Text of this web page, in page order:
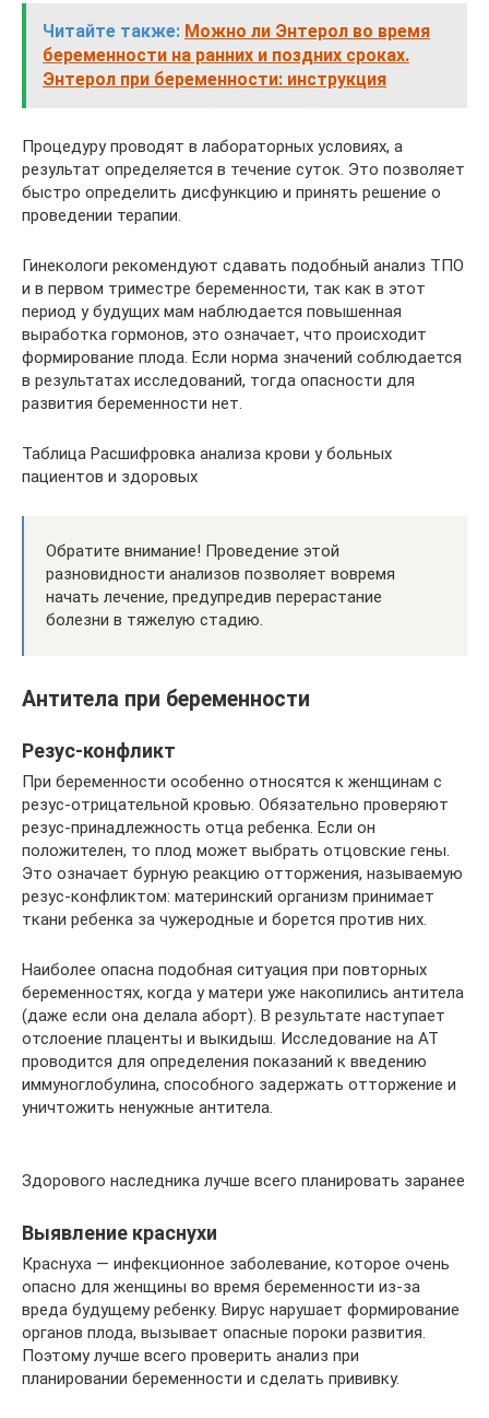
Читайте также: Можно ли Энтерол во время
беременности на ранних и поздних сроках.
Энтерол при беременности: инструкция
Процедуру проводят в лабораторных условиях, а
результат определяется в течение суток. Это позволяет
быстро определить дисфункцию и принять решение о
проведении терапии.
Гинекологи рекомендуют сдавать подобный анализ ТПО
и в первом триместре беременности, так как в этот
период у будущих мам наблюдается повышенная
выработка гормонов, это означает, что происходит
формирование плода. Если норма значений соблюдается
в результатах исследований, тогда опасности для
развития беременности нет.
Таблица Расшифровка анализа крови у больных
пациентов и здоровых
Обратите внимание! Проведение этой
разновидности анализов позволяет вовремя
начать лечение, предупредив перерастание
болезни в тяжелую стадию.
Антитела при беременности
Резус-конфликт
При беременности особенно относятся к женщинам с
резус-отрицательной кровью. Обязательно проверяют
резус-принадлежность отца ребенка. Если он
положителен, то плод может выбрать отцовские гены.
Это означает бурную реакцию отторжения, называемую
резус-конфликтом: материнский организм принимает
ткани ребенка за чужеродные и борется против них.
Наиболее опасна подобная ситуация при повторных
беременностях, когда у матери уже накопились антитела
(даже если она делала аборт). В результате наступает
отслоение плаценты и выкидыш. Исследование на АТ
проводится для определения показаний к введению
иммуноглобулина, способного задержать отторжение и
уничтожить ненужные антитела.
Здорового наследника лучше всего планировать заранее
Выявление краснухи
Краснуха — инфекционное заболевание, которое очень
опасно для женщины во время беременности из-за
вреда будущему ребенку. Вирус нарушает формирование
органов плода, вызывает опасные пороки развития.
Поэтому лучше всего проверить анализ при
планировании беременности и сделать прививку.